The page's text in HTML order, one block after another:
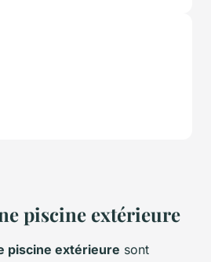
piscine extérieure
piscine extérieure sont